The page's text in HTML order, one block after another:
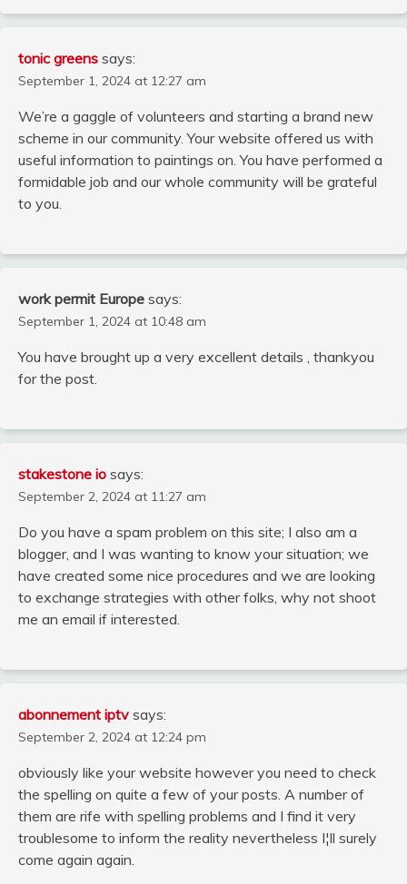
tonic greens says:
September 1, 2024 at 12:27 am
We’re a gaggle of volunteers and starting a brand new
scheme in our community. Your website offered us with
useful information to paintings on. You have performed a
formidable job and our whole community will be grateful
to you.
work permit Europe says:
September 1, 2024 at 10:48 am
You have brought up a very excellent details , thankyou
for the post.
stakestone io says:
September 2, 2024 at 11:27 am
Do you have a spam problem on this site; I also am a
blogger, and I was wanting to know your situation; we
have created some nice procedures and we are looking
to exchange strategies with other folks, why not shoot
me an email if interested.
abonnement iptv says:
September 2, 2024 at 12:24 pm
obviously like your website however you need to check
the spelling on quite a few of your posts. A number of
them are rife with spelling problems and I find it very
troublesome to inform the reality nevertheless I¦ll surely
come again again.